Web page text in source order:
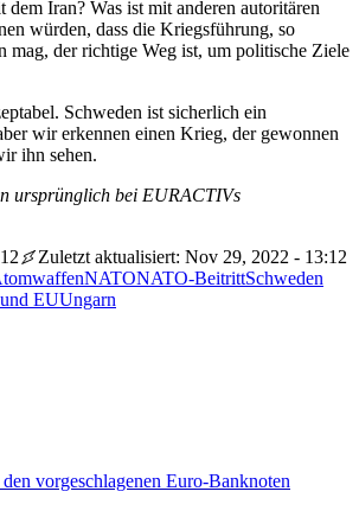
dem Iran? Was ist mit anderen autoritären
würden, dass die Kriegsführung, so
mag, der richtige Weg ist, um politische Ziele
Schweden ist sicherlich ein
wir erkennen einen Krieg, der gewonnen
ihn sehen.
ursprünglich bei EURACTIVs
Zuletzt aktualisiert: Nov 29, 2022 - 13:12
NATONATO-BeitrittSchweden
EUUngarn
vorgeschlagenen Euro-Banknoten